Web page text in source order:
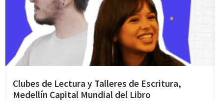
Clubes de Lectura y Talleres de Escritura,
Medellín Capital Mundial del Libro